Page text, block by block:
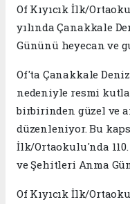
Of Kıyıcık İlk/
yılında Çanakkale
Gününü heyecan ve
Of'ta Çanakkale
nedeniyle resmi
birbirinden güzel ve
düzenleniyor. Bu
İlk/Ortaokulu'nda
ve Şehitleri Anma
Of Kıyıcık İlk/